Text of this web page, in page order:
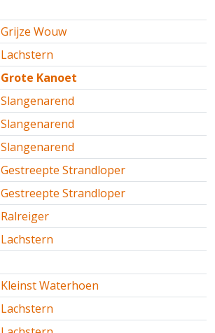
Grijze Wouw
Lachstern
Grote Kanoet
Slangenarend
Slangenarend
Slangenarend
Gestreepte Strandloper
Gestreepte Strandloper
Ralreiger
Lachstern
Kleinst Waterhoen
Lachstern